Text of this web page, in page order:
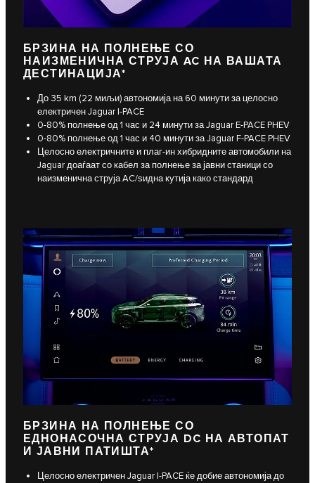
БРЗИНА НА ПОЛНЕЊЕ СО
НАИЗМЕНИЧНА СТРУЈА AC НА ВАШАТА
ДЕСТИНАЦИЈА*
До 35 km (22 миљи) автономија на 60 минути за целосно
електричен Jaguar I‑PACE
0-80% полнење од 1 час и 24 минути за Jaguar E‑PACE PHEV
0-80% полнење од 1 час и 40 минути за Jaguar F‑PACE PHEV
Целосно електричните и плаг-ин хибридните автомобили на
Jaguar доаѓаат со кабел за полнење за јавни станици со
наизменична струја AC/ѕидна кутија како стандард
БРЗИНА НА ПОЛНЕЊЕ СО
ЕДНОНАСОЧНА СТРУЈА DC НА АВТОПАТ
И ЈАВНИ ПАТИШТА*
Целосно електричен Jaguar I‑PACE ќе добие автономија до